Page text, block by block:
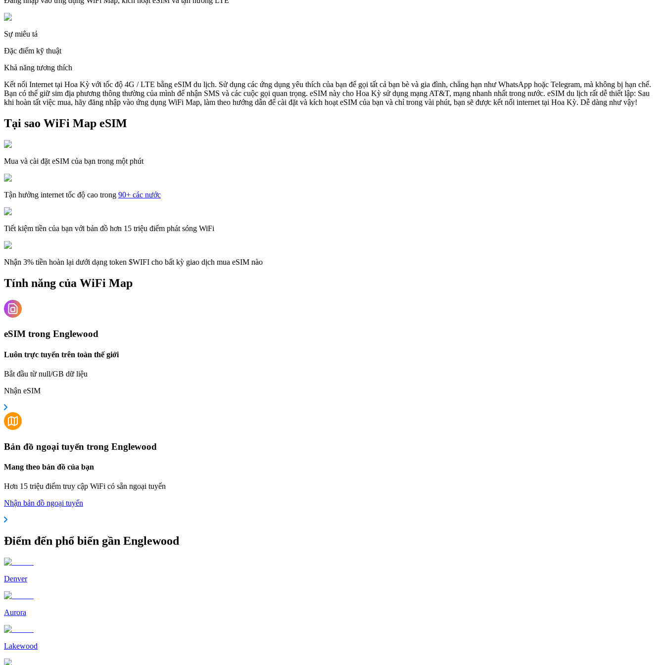
Sự miêu tả
Đặc điểm kỹ thuật
Khả năng tương thích
Kết nối Internet tại Hoa Kỳ với tốc độ 4G / LTE bằng eSIM du lịch. Sử dụng các ứng dụng yêu thích của bạn để gọi tất cả bạn bè và gia đình, chẳng hạn như WhatsApp hoặc Telegram, mà không bị hạn chế.
Bạn có thể giữ sim địa phương thông thường của mình để nhận SMS và các cuộc gọi quan trọng. eSIM này cho Hoa Kỳ sử dụng mạng AT&T, mạng nhanh nhất trong nước. eSIM du lịch rất dễ thiết lập: Sau
khi hoàn tất việc mua, hãy đăng nhập vào ứng dụng WiFi Map, làm theo hướng dẫn để cài đặt và kích hoạt eSIM của bạn và chỉ trong vài phút, bạn sẽ được kết nối internet tại Hoa Kỳ. Dễ dàng như vậy!
Tại sao WiFi Map eSIM
Mua và cài đặt eSIM của bạn trong một phút
Tận hưởng internet tốc độ cao trong 90+ các nước
Tiết kiệm tiền của bạn với bản đồ hơn 15 triệu điểm phát sóng WiFi
Nhận 3% tiền hoàn lại dưới dạng token $WIFI cho bất kỳ giao dịch mua eSIM nào
Tính năng của WiFi Map
eSIM trong Englewood
Luôn trực tuyến trên toàn thế giới
Bắt đầu từ null/GB dữ liệu
Nhận eSIM
Bản đồ ngoại tuyến trong Englewood
Mang theo bản đồ của bạn
Hơn 15 triệu điểm truy cập WiFi có sẵn ngoại tuyến
Nhận bản đồ ngoại tuyến
Điểm đến phổ biến gần Englewood
Denver
Aurora
Lakewood